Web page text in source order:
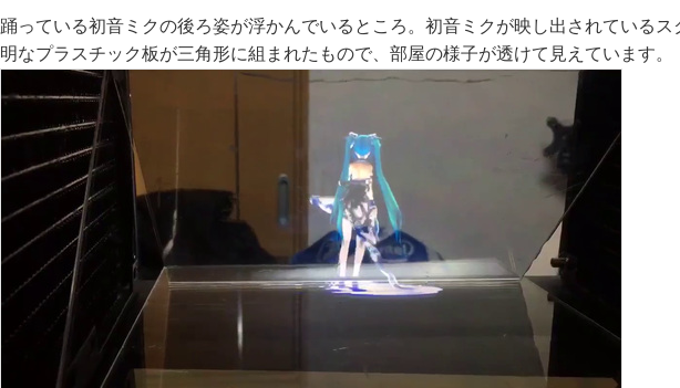
踊っている初音ミクの後ろ姿が浮かんでいるところ。初音ミクが映し出されているス
明なプラスチック板が三角形に組まれたもので、部屋の様子が透けて見えています。